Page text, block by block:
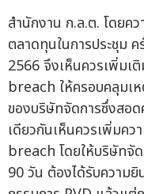
สำนักงาน ก.ล.ต. โดยค
ตลาดทุนในการประชุม
2566 จึงเห็นควรเพิ่ม
breach ให้ครอบคลุมเ
ของบริษัทจัดการซึ่งสอ
เดียวกันเห็นควรเพิ่มค
breach โดยให้บริษัทจัด
90 วัน ต้องได้รับความ